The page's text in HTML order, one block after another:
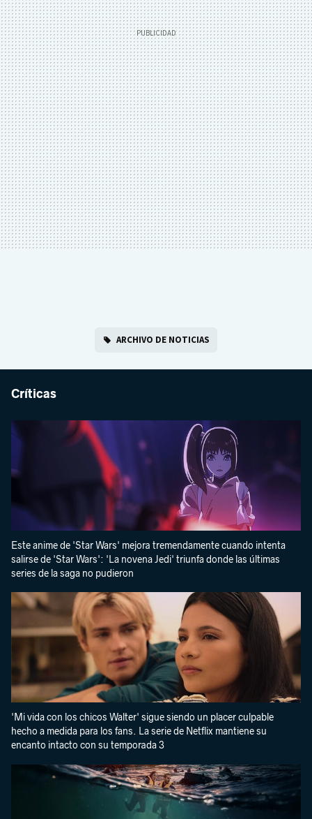
ARCHIVO DE NOTICIAS
Críticas
Este anime de 'Star Wars' mejora tremendamente cuando intenta
salirse de 'Star Wars': 'La novena Jedi' triunfa donde las últimas
series de la saga no pudieron
'Mi vida con los chicos Walter' sigue siendo un placer culpable
hecho a medida para los fans. La serie de Netflix mantiene su
encanto intacto con su temporada 3